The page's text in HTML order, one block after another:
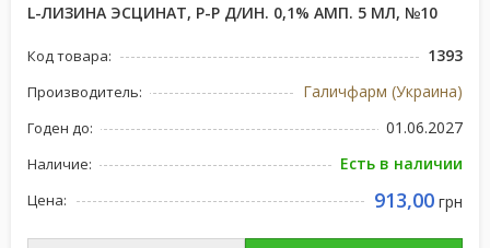
L-ЛИЗИНА ЭСЦИНАТ, Р-Р Д/ИН. 0,1% АМП. 5 МЛ, №10
Код товара: 1393
Производитель: Галичфарм (Украина)
Годен до: 01.06.2027
Наличие: Есть в наличии
Цена: 913,00 грн